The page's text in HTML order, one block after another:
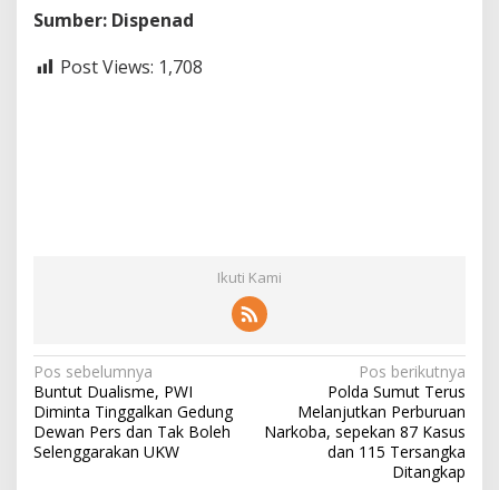
Sumber: Dispenad
Post Views: 1,708
Ikuti Kami
N
a
v
i
Pos sebelumnya
Buntut Dualisme, PWI
Diminta Tinggalkan Gedung
Dewan Pers dan Tak Boleh
Selenggarakan UKW
Pos berikutnya
Polda Sumut Terus
Melanjutkan Perburuan
Narkoba, sepekan 87 Kasus
dan 115 Tersangka
Ditangkap